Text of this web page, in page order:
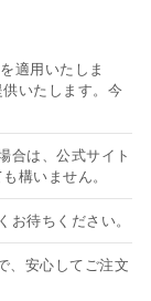
適用いたしま
いたします。今
合は、公式サイト
構いません。
お待ちください。
、安心してご注文